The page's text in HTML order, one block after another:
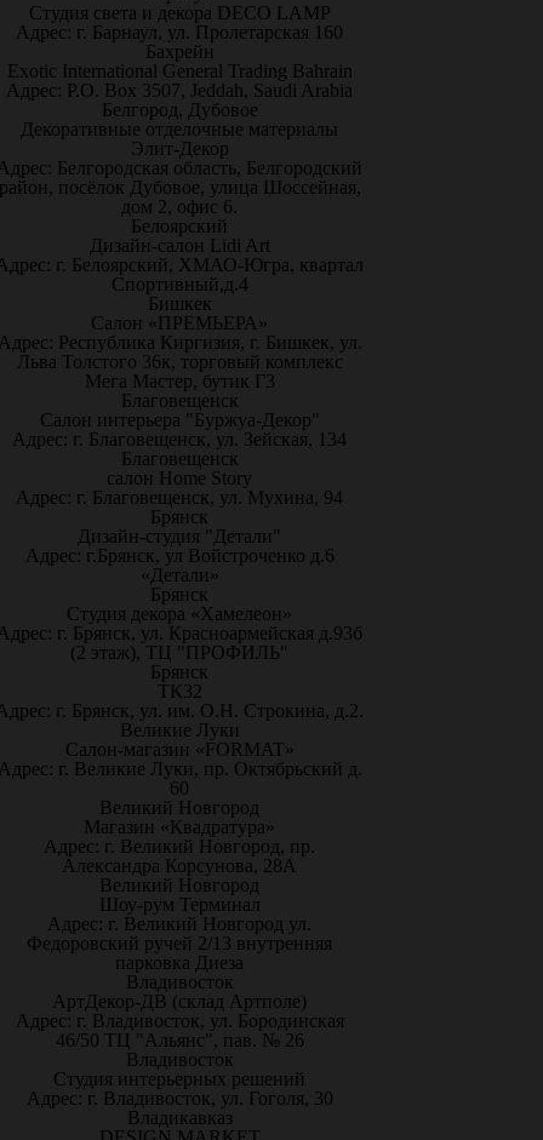
Студия света и декора DECO LAMP
Адрес: г. Барнаул, ул. Пролетарская 160
Бахрейн
Exotic International General Trading Bahrain
Адрес: P.O. Box 3507, Jeddah, Saudi Arabia
Белгород, Дубовое
Декоративные отделочные материалы
Элит-Декор
Белгородская область, Белгородский
посёлок Дубовое, улица Шоссейная,
дом 2, офис 6.
Белоярский
Дизайн-салон Lidi Art
г. Белоярский, ХМАО-Югра, квартал
Спортивный,д.4
Бишкек
Салон «ПРЕМЬЕРА»
Республика Киргизия, г. Бишкек, ул.
Льва Толстого 36к, торговый комплекс
Мега Мастер, бутик Г3
Благовещенск
Салон интерьера "Буржуа-Декор"
Адрес: г. Благовещенск, ул. Зейская, 134
Благовещенск
салон Home Story
Адрес: г. Благовещенск, ул. Мухина, 94
Брянск
Дизайн-студия "Детали"
Адрес: г.Брянск, ул Войстроченко д.6
«Детали»
Брянск
Студия декора «Хамелеон»
г. Брянск, ул. Красноармейская д.93б
(2 этаж), ТЦ "ПРОФИЛЬ"
Брянск
ТК32
г. Брянск, ул. им. О.Н. Строкина, д.2.
Великие Луки
Салон-магазин «FORMAT»
г. Великие Луки, пр. Октябрьский д.
60
Великий Новгород
Магазин «Квадратура»
Адрес: г. Великий Новгород, пр.
Александра Корсунова, 28А
Великий Новгород
Шоу-рум Терминал
Адрес: г. Великий Новгород ул.
Федоровский ручей 2/13 внутренняя
парковка Диеза
Владивосток
АртДекор-ДВ (склад Артполе)
Адрес: г. Владивосток, ул. Бородинская
46/50 ТЦ "Альянс", пав. № 26
Владивосток
Студия интерьерных решений
Адрес: г. Владивосток, ул. Гоголя, 30
Владикавказ